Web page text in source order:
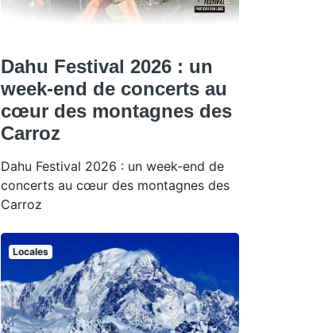
Dahu Festival 2026 : un
week-end de concerts au
cœur des montagnes des
Carroz
Dahu Festival 2026 : un week-end de
concerts au cœur des montagnes des
Carroz
Locales